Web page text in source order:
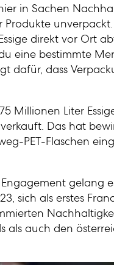
in Sachen
direkt vor Ort
eine bestimmte
dafür, dass
Millionen Liter
Das hat
PET-Flaschen
gelang
sich als erstes
als auch den